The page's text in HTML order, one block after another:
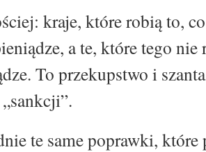
kraje, które robią to,
a te, które tego
To przekupstwo i
te same poprawki,